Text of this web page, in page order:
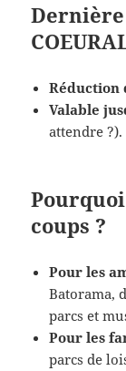
Dernière
Réduction
Valable
attendre ?).
coups ?
Pour les
Batorama,
parcs et
Pour les
parcs de